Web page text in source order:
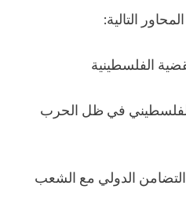
التالية:
في ظل الحرب
التضامن الدولي مع الشعب